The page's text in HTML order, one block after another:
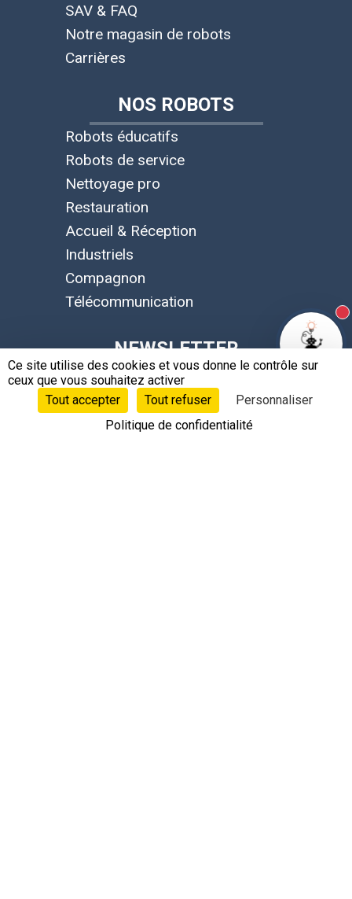
SAV & FAQ
Notre magasin de robots
Carrières
NOS ROBOTS
Robots éducatifs
Robots de service
Nettoyage pro
Restauration
Accueil & Réception
Industriels
Compagnon
Télécommunication
NEWSLETTER
SUIVRE LEOBOTICS !
Ce site utilise des cookies et vous donne le contrôle sur
ceux que vous souhaitez activer
Tout accepter
Tout refuser
Personnaliser
Politique de confidentialité